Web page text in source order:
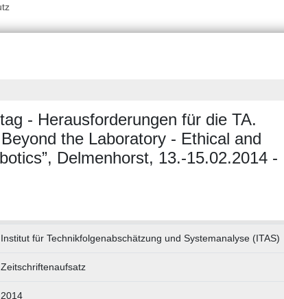
- Herausforderungen für die TA.
the Laboratory - Ethical and
Delmenhorst, 13.-15.02.2014 -
Institut für Technikfolgenabschätzung und Systemanalyse (ITAS)
Zeitschriftenaufsatz
2014